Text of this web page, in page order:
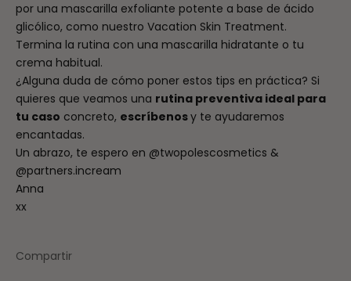
por una mascarilla exfoliante potente a base de ácido
glicólico, como nuestro Vacation Skin Treatment.
Termina la rutina con una mascarilla hidratante o tu
crema habitual.
¿Alguna duda de cómo poner estos tips en práctica? Si
quieres que veamos una rutina preventiva ideal para
tu caso concreto, escríbenosy te ayudaremos
encantadas.
Un abrazo, te espero en @twopolescosmetics &
@partners.incream
Anna
xx
Compartir